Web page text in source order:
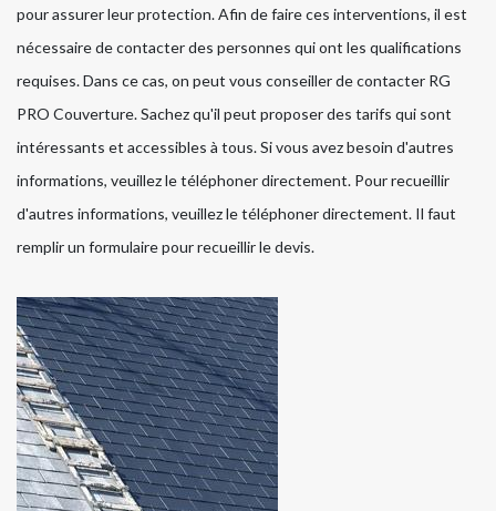
pour assurer leur protection. Afin de faire ces interventions, il est
nécessaire de contacter des personnes qui ont les qualifications
requises. Dans ce cas, on peut vous conseiller de contacter RG
PRO Couverture. Sachez qu'il peut proposer des tarifs qui sont
intéressants et accessibles à tous. Si vous avez besoin d'autres
informations, veuillez le téléphoner directement. Pour recueillir
d'autres informations, veuillez le téléphoner directement. Il faut
remplir un formulaire pour recueillir le devis.